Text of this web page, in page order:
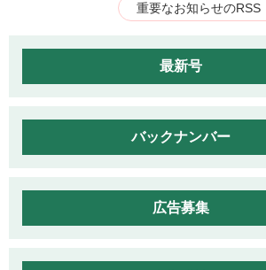
重要なお知らせのRSS
最新号
バックナンバー
広告募集